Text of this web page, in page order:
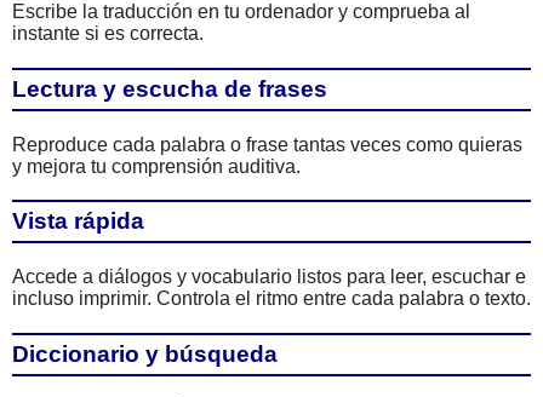
Escribe la traducción en tu ordenador y comprueba al
instante si es correcta.
Lectura y escucha de frases
Reproduce cada palabra o frase tantas veces como quieras
y mejora tu comprensión auditiva.
Vista rápida
Accede a diálogos y vocabulario listos para leer, escuchar e
incluso imprimir. Controla el ritmo entre cada palabra o texto.
Diccionario y búsqueda